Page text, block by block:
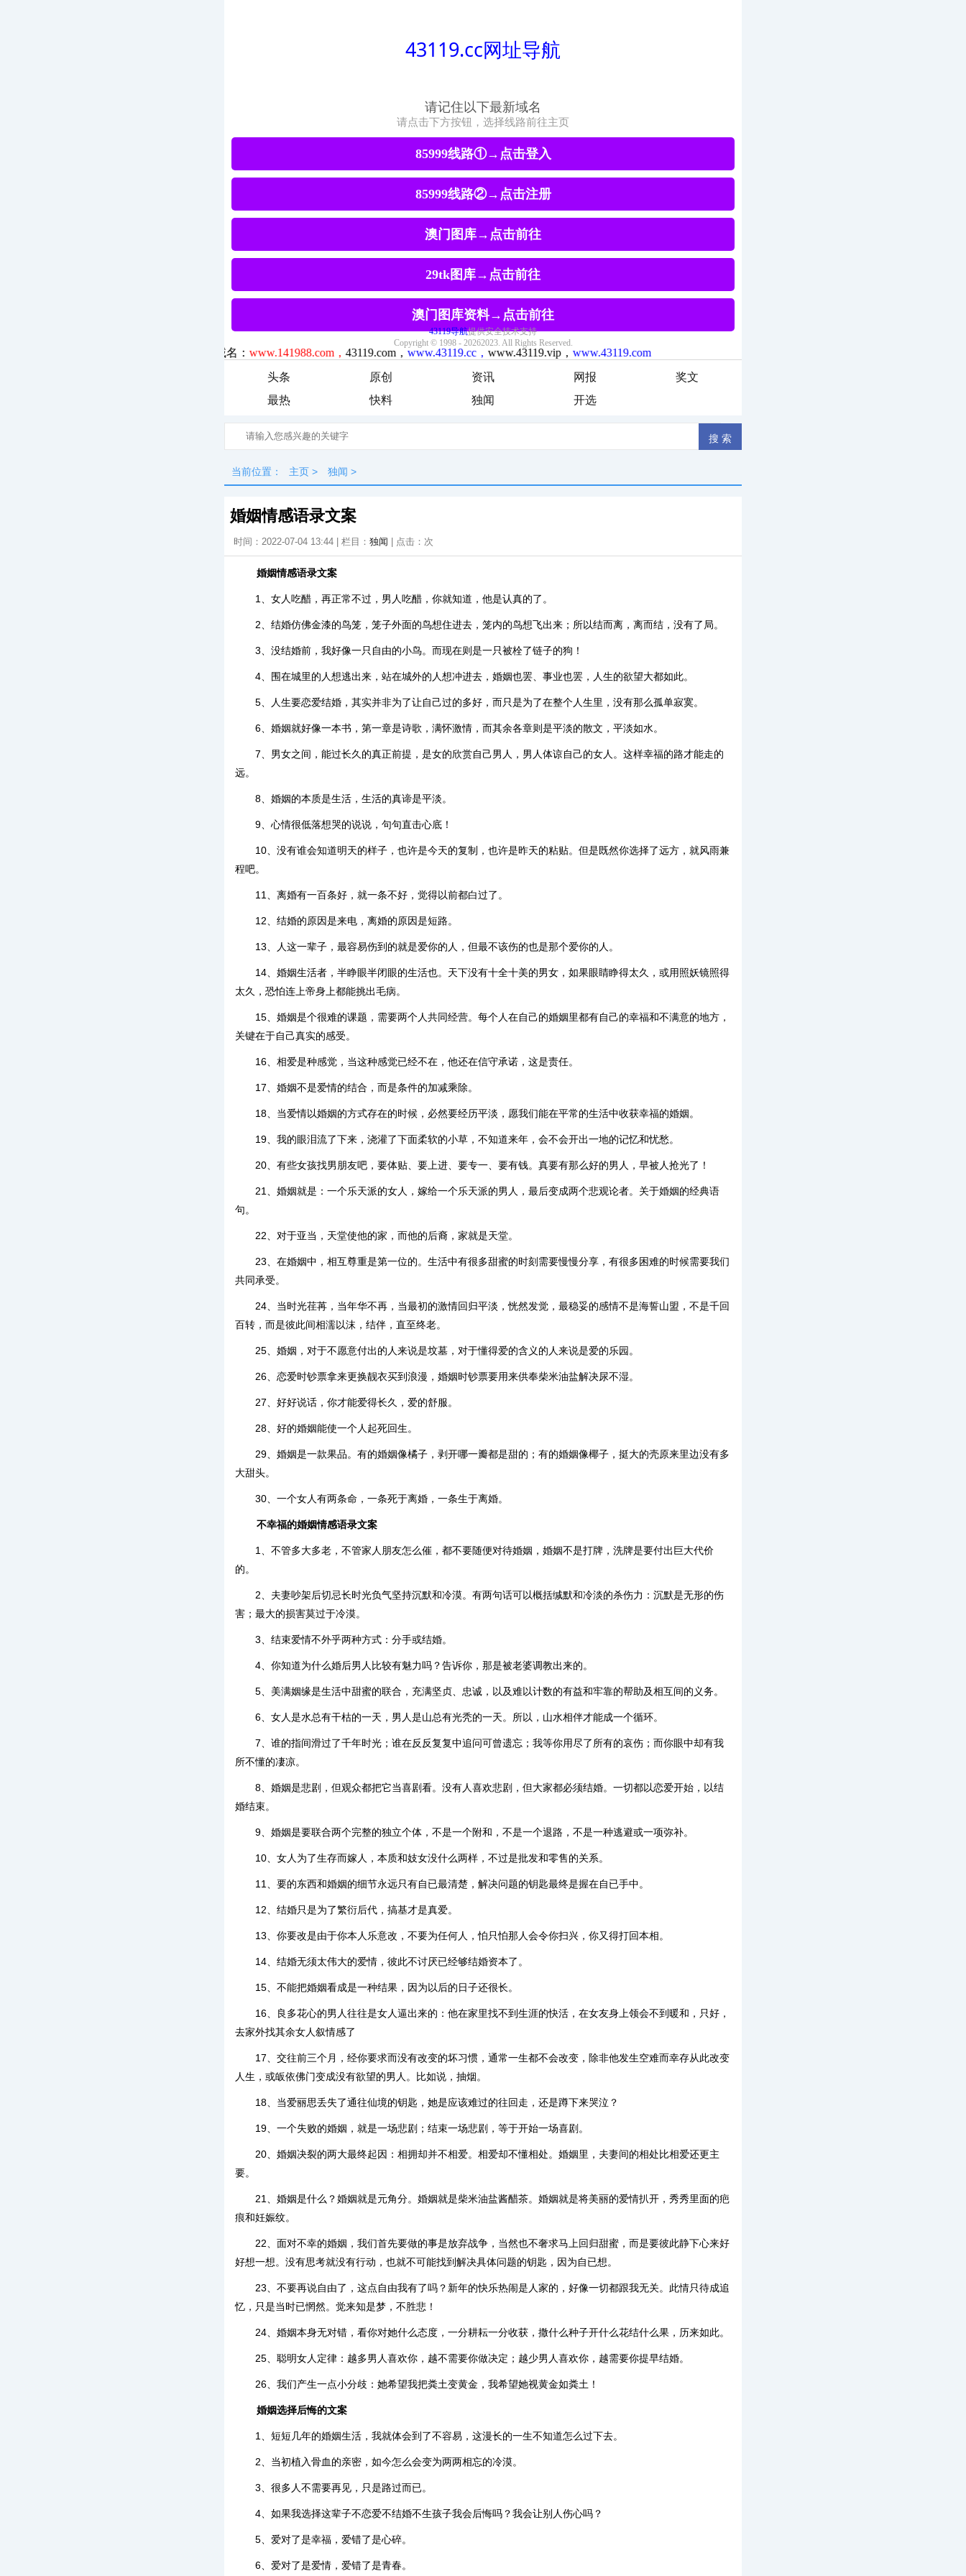
头条 原创 资讯 网报
奖文
最热
快料 独闻 开选
当前位置： 主页 > 独闻 >
婚姻情感语录文案
时间：2022-07-04 13:44 | 栏目： 独闻 | 点击： 次
婚姻情感语录文案
1、女人吃醋，再正常不过，男人吃醋，你就知道，他是认真的了。
2、结婚仿佛金漆的鸟笼，笼子外面的鸟想住进去，笼内的鸟想飞出来；所以结而离，离而结，没有了局。
3、没结婚前，我好像一只自由的小鸟。而现在则是一只被栓了链子的狗！
4、围在城里的人想逃出来，站在城外的人想冲进去，婚姻也罢、事业也罢，人生的欲望大都如此。
5、人生要恋爱结婚，其实并非为了让自己过的多好，而只是为了在整个人生里，没有那么孤单寂寞。
6、婚姻就好像一本书，第一章是诗歌，满怀激情，而其余各章则是平淡的散文，平淡如水。
7、男女之间，能过长久的真正前提，是女的欣赏自己男人，男人体谅自己的女人。这样幸福的路才能走的
远。
8、婚姻的本质是生活，生活的真谛是平淡。
9、心情很低落想哭的说说，句句直击心底！
10、没有谁会知道明天的样子，也许是今天的复制，也许是昨天的粘贴。但是既然你选择了远方，就风雨兼
程吧。
11、离婚有一百条好，就一条不好，觉得以前都白过了。
12、结婚的原因是来电，离婚的原因是短路。
13、人这一辈子，最容易伤到的就是爱你的人，但最不该伤的也是那个爱你的人。
14、婚姻生活者，半睁眼半闭眼的生活也。天下没有十全十美的男女，如果眼睛睁得太久，或用照妖镜照得
太久，恐怕连上帝身上都能挑出毛病。
15、婚姻是个很难的课题，需要两个人共同经营。每个人在自己的婚姻里都有自己的幸福和不满意的地方，
关键在于自己真实的感受。
16、相爱是种感觉，当这种感觉已经不在，他还在信守承诺，这是责任。
17、婚姻不是爱情的结合，而是条件的加减乘除。
18、当爱情以婚姻的方式存在的时候，必然要经历平淡，愿我们能在平常的生活中收获幸福的婚姻。
19、我的眼泪流了下来，浇灌了下面柔软的小草，不知道来年，会不会开出一地的记忆和忧愁。
20、有些女孩找男朋友吧，要体贴、要上进、要专一、要有钱。真要有那么好的男人，早被人抢光了！
21、婚姻就是：一个乐天派的女人，嫁给一个乐天派的男人，最后变成两个悲观论者。关于婚姻的经典语
句。
22、对于亚当，天堂使他的家，而他的后裔，家就是天堂。
23、在婚姻中，相互尊重是第一位的。生活中有很多甜蜜的时刻需要慢慢分享，有很多困难的时候需要我们
共同承受。
24、当时光荏苒，当年华不再，当最初的激情回归平淡，恍然发觉，最稳妥的感情不是海誓山盟，不是千回
百转，而是彼此间相濡以沫，结伴，直至终老。
25、婚姻，对于不愿意付出的人来说是坟墓，对于懂得爱的含义的人来说是爱的乐园。
26、恋爱时钞票拿来更换靓衣买到浪漫，婚姻时钞票要用来供奉柴米油盐解决尿不湿。
27、好好说话，你才能爱得长久，爱的舒服。
28、好的婚姻能使一个人起死回生。
29、婚姻是一款果品。有的婚姻像橘子，剥开哪一瓣都是甜的；有的婚姻像椰子，挺大的壳原来里边没有多
大甜头。
30、一个女人有两条命，一条死于离婚，一条生于离婚。
不幸福的婚姻情感语录文案
1、不管多大多老，不管家人朋友怎么催，都不要随便对待婚姻，婚姻不是打牌，洗牌是要付出巨大代价
的。
2、夫妻吵架后切忌长时光负气坚持沉默和冷漠。有两句话可以概括缄默和冷淡的杀伤力：沉默是无形的伤
害；最大的损害莫过于冷漠。
3、结束爱情不外乎两种方式：分手或结婚。
4、你知道为什么婚后男人比较有魅力吗？告诉你，那是被老婆调教出来的。
5、美满姻缘是生活中甜蜜的联合，充满坚贞、忠诚，以及难以计数的有益和牢靠的帮助及相互间的义务。
6、女人是水总有干枯的一天，男人是山总有光秃的一天。所以，山水相伴才能成一个循环。
7、谁的指间滑过了千年时光；谁在反反复复中追问可曾遗忘；我等你用尽了所有的哀伤；而你眼中却有我
所不懂的凄凉。
8、婚姻是悲剧，但观众都把它当喜剧看。没有人喜欢悲剧，但大家都必须结婚。一切都以恋爱开始，以结
婚结束。
9、婚姻是要联合两个完整的独立个体，不是一个附和，不是一个退路，不是一种逃避或一项弥补。
10、女人为了生存而嫁人，本质和妓女没什么两样，不过是批发和零售的关系。
11、要的东西和婚姻的细节永远只有自已最清楚，解决问题的钥匙最终是握在自已手中。
12、结婚只是为了繁衍后代，搞基才是真爱。
13、你要改是由于你本人乐意改，不要为任何人，怕只怕那人会令你扫兴，你又得打回本相。
14、结婚无须太伟大的爱情，彼此不讨厌已经够结婚资本了。
15、不能把婚姻看成是一种结果，因为以后的日子还很长。
16、良多花心的男人往往是女人逼出来的：他在家里找不到生涯的快活，在女友身上领会不到暖和，只好，
去家外找其余女人叙情感了
17、交往前三个月，经你要求而没有改变的坏习惯，通常一生都不会改变，除非他发生空难而幸存从此改变
人生，或皈依佛门变成没有欲望的男人。比如说，抽烟。
18、当爱丽思丢失了通往仙境的钥匙，她是应该难过的往回走，还是蹲下来哭泣？
19、一个失败的婚姻，就是一场悲剧；结束一场悲剧，等于开始一场喜剧。
20、婚姻决裂的两大最终起因：相拥却并不相爱。相爱却不懂相处。婚姻里，夫妻间的相处比相爱还更主
要。
21、婚姻是什么？婚姻就是元角分。婚姻就是柴米油盐酱醋茶。婚姻就是将美丽的爱情扒开，秀秀里面的疤
痕和妊娠纹。
22、面对不幸的婚姻，我们首先要做的事是放弃战争，当然也不奢求马上回归甜蜜，而是要彼此静下心来好
好想一想。没有思考就没有行动，也就不可能找到解决具体问题的钥匙，因为自已想。
23、不要再说自由了，这点自由我有了吗？新年的快乐热闹是人家的，好像一切都跟我无关。此情只待成追
忆，只是当时已惘然。觉来知是梦，不胜悲！
24、婚姻本身无对错，看你对她什么态度，一分耕耘一分收获，撒什么种子开什么花结什么果，历来如此。
25、聪明女人定律：越多男人喜欢你，越不需要你做决定；越少男人喜欢你，越需要你提早结婚。
26、我们产生一点小分歧：她希望我把粪土变黄金，我希望她视黄金如粪土！
婚姻选择后悔的文案
1、短短几年的婚姻生活，我就体会到了不容易，这漫长的一生不知道怎么过下去。
2、当初植入骨血的亲密，如今怎么会变为两两相忘的冷漠。
3、很多人不需要再见，只是路过而已。
4、如果我选择这辈子不恋爱不结婚不生孩子我会后悔吗？我会让别人伤心吗？
5、爱对了是幸福，爱错了是心碎。
6、爱对了是爱情，爱错了是青春。